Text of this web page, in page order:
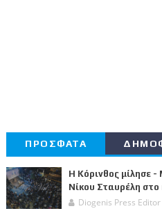
ΠΡΟΣΦΑΤΑ
Η Κόρινθος μίλησε
Νίκου Σταυρέλη στο
Diogenis Press Editor